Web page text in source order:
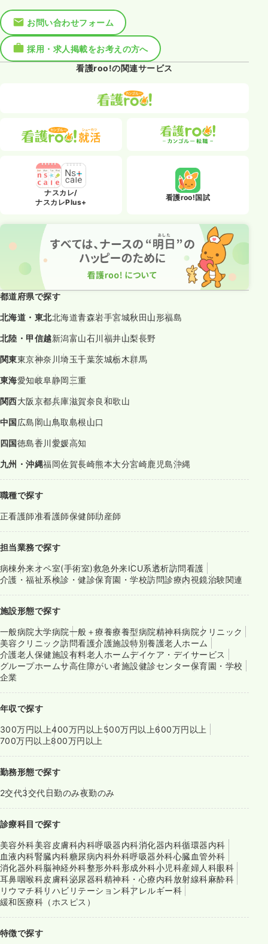
お問い合わせフォーム
採用・求人掲載をお考えの方へ
看護roo!の関連サービス
ナスカレ/
ナスカレPlus+
看護roo!国試
都道府県で探す
北海道・東北北海道青森岩手宮城秋田山形福島
北陸・甲信越新潟富山石川福井山梨長野
関東東京神奈川埼玉千葉茨城栃木群馬
東海愛知岐阜静岡三重
関西大阪京都兵庫滋賀奈良和歌山
中国広島岡山鳥取島根山口
四国徳島香川愛媛高知
九州・沖縄福岡佐賀長崎熊本大分宮崎鹿児島沖縄
職種で探す
正看護師准看護師保健師助産師
担当業務で探す
病棟外来オペ室(手術室)救急外来ICU系透析訪問看護
介護・福祉系検診・健診保育園・学校訪問診療内視鏡治験関連
施設形態で探す
一般病院大学病院一般＋療養療養型病院精神科病院クリニック
美容クリニック訪問看護介護施設特別養護老人ホーム
介護老人保健施設有料老人ホームデイケア・デイサービス
グループホームサ高住障がい者施設健診センター保育園・学校
企業
年収で探す
300万円以上400万円以上 500万円以上600万円以上
700万円以上800万円以上
勤務形態で探す
2交代3交代日勤のみ夜勤のみ
診療科目で探す
美容外科美容皮膚科内科呼吸器内科消化器内科循環器内科
血液内科腎臓内科糖尿病内科外科呼吸器外科心臓血管外科
消化器外科脳神経外科整形外科形成外科小児科産婦人科眼科
耳鼻咽喉科皮膚科泌尿器科精神科・心療内科放射線科麻酔科
リウマチ科リハビリテーション科アレルギー科
緩和医療科（ホスピス）
特徴で探す